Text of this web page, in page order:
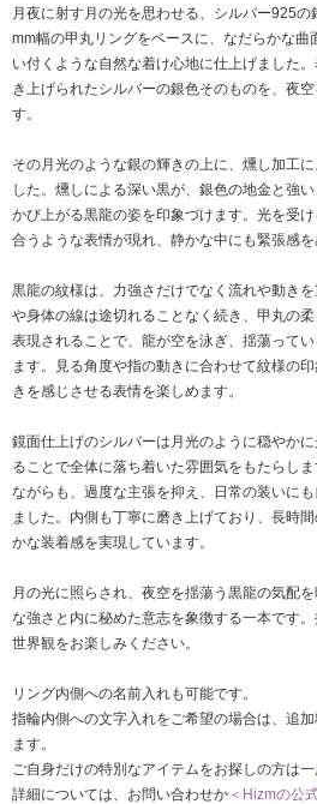
月夜に射す月の光を思わせる、シルバー925
mm幅の甲丸リングをベースに、なだらかな曲
い付くような自然な着け心地に仕上げました
き上げられたシルバーの銀色そのものを、夜
す。
その月光のような銀の輝きの上に、燻し加工
した。燻しによる深い黒が、銀色の地金と強
かび上がる黒龍の姿を印象づけます。光を受
合うような表情が現れ、静かな中にも緊張感を
黒龍の紋様は、力強さだけでなく流れや動き
や身体の線は途切れることなく続き、甲丸の
表現されることで、龍が空を泳ぎ、揺蕩って
ます。見る角度や指の動きに合わせて紋様の
きを感じさせる表情を楽しめます。
鏡面仕上げのシルバーは月光のように穏やか
ることで全体に落ち着いた雰囲気をもたらし
ながらも、過度な主張を抑え、日常の装いに
ました。内側も丁寧に磨き上げており、長時
かな装着感を実現しています。
月の光に照らされ、夜空を揺蕩う黒龍の気配
な強さと内に秘めた意志を象徴する一本です
世界観をお楽しみください。
リング内側への名前入れも可能です。
指輪内側への文字入れをご希望の場合は、追
ます。
ご自身だけの特別なアイテムをお探しの方は一
詳細については、お問い合わせか ＜Hizmの公